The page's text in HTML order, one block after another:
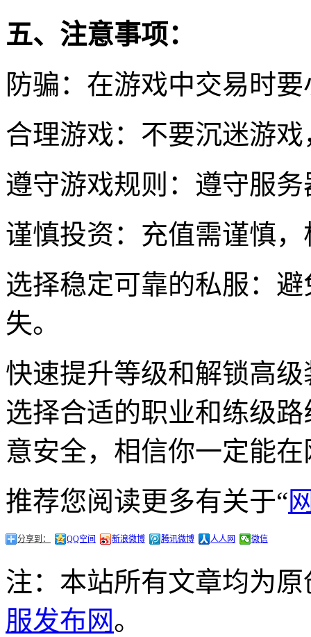
五、注意事项：
防骗：在游戏中交易时
合理游戏：不要沉迷游
遵守游戏规则：遵守服
谨慎投资：充值需谨慎
选择稳定可靠的私服：
失。
快速提升等级和解锁高
选择合适的职业和练级
意安全，相信你一定能
推荐您阅读更多有关于“
分享到： QQ空间 新浪微博 腾讯微博 人人网 微信
注：本站所有文章均为
服发布网。